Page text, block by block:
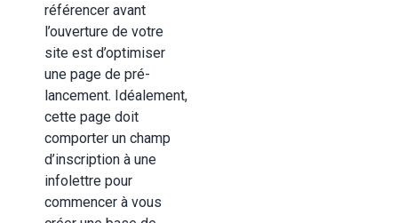
référencer avant
l’ouverture de votre
site est d’optimiser
une page de pré-
lancement. Idéalement,
cette page doit
comporter un champ
d’inscription à une
infolettre pour
commencer à vous